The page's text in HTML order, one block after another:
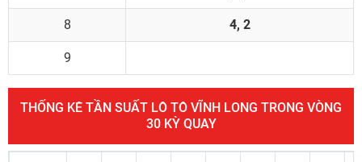
8 4, 2
9
THỐNG KÊ TẦN SUẤT LÔ TÔ VĨNH LONG TRONG VÒNG
30 KỲ QUAY